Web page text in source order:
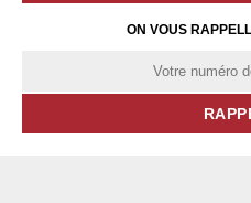
ON VOUS